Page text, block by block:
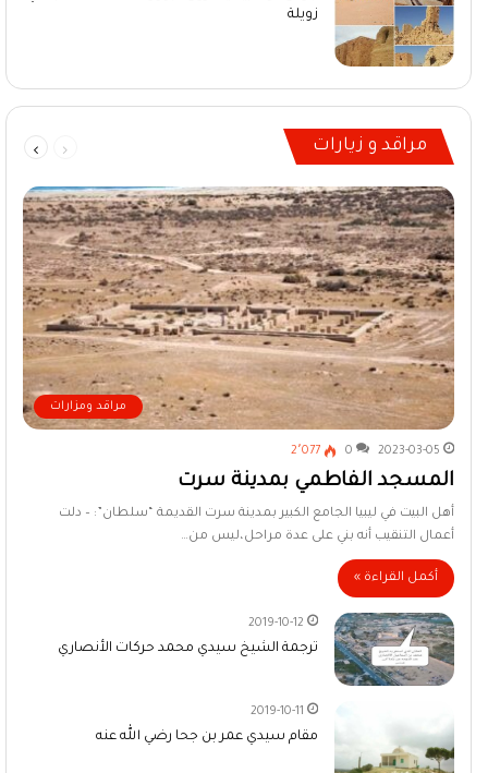
زويلة
مراقد و زيارات
الصفحة
مراقد ومزارات
2023-03-05
0 2٬077
المسجد الفاطمي بمدينة سرت
أهل البيت في ليبيا الجامع الكبير بمدينة سرت القديمة “سلطان”: – دلت
أعمال التنقيب أنه بني على عدة مراحل،ليس من…
أكمل القراءة »
2019-10-12
ترجمة الشيخ سيدي محمد حركات الأنصاري
2019-10-11
مقام سيدي عمر بن جحا رضي الله عنه